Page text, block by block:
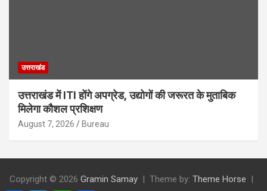
उत्तराखंड
उत्तराखंड में ITI होंगे अपग्रेड, उद्योगों की जरूरत के मुताबिक
मिलेगा कौशल प्रशिक्षण
August 7, 2026 Bureau
Copyright © 2026 Gramin Samay Theme by: Theme Horse